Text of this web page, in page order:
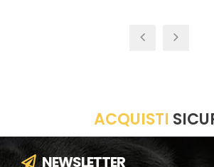
ACQUISTI
NEWSLETTER